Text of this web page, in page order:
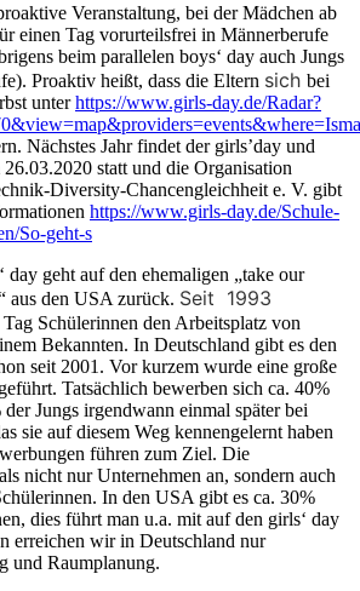
Veranstaltung, bei der Mädchen ab
einen Tag vorurteilsfrei in Männerberufe
beim parallelen boys‘ day auch Jungs
Proaktiv heißt, dass die Eltern sich bei
unterhttps://www.girls-day.de/Radar?
Nächstes Jahr findet der girls’day und
statt und die Organisation
Diversity-Chancengleichheit e. V. gibt
https://www.girls-day.de/Schule-
So-geht-s
geht auf den ehemaligen „take our
aus den USA zurück. Seit 1993
Tag Schülerinnen den Arbeitsplatz von
Bekannten. In Deutschland gibt es den
seit 2001. Vor kurzem wurde eine große
Tatsächlich bewerben sich ca. 40%
Jungs irgendwann einmal später bei
sie auf diesem Weg kennengelernt haben
führen zum Ziel. Die
nicht nur Unternehmen an, sondern auch
In den USA gibt es ca. 30%
dies führt man u.a. mit auf den girls‘ day
erreichen wir in Deutschland nur
und Raumplanung.